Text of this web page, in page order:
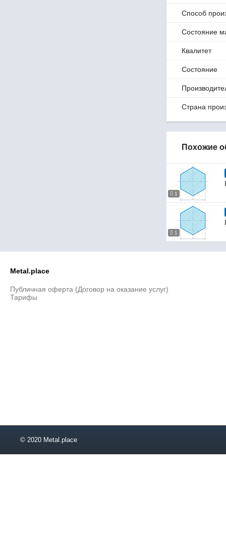
Способ
Состояние
Квалитет
Состояние
Страна
Похожие
1
1
Metal.place
Публичная оферта (Договор на оказание услуг)
Тарифы
© 2020 Metal.place